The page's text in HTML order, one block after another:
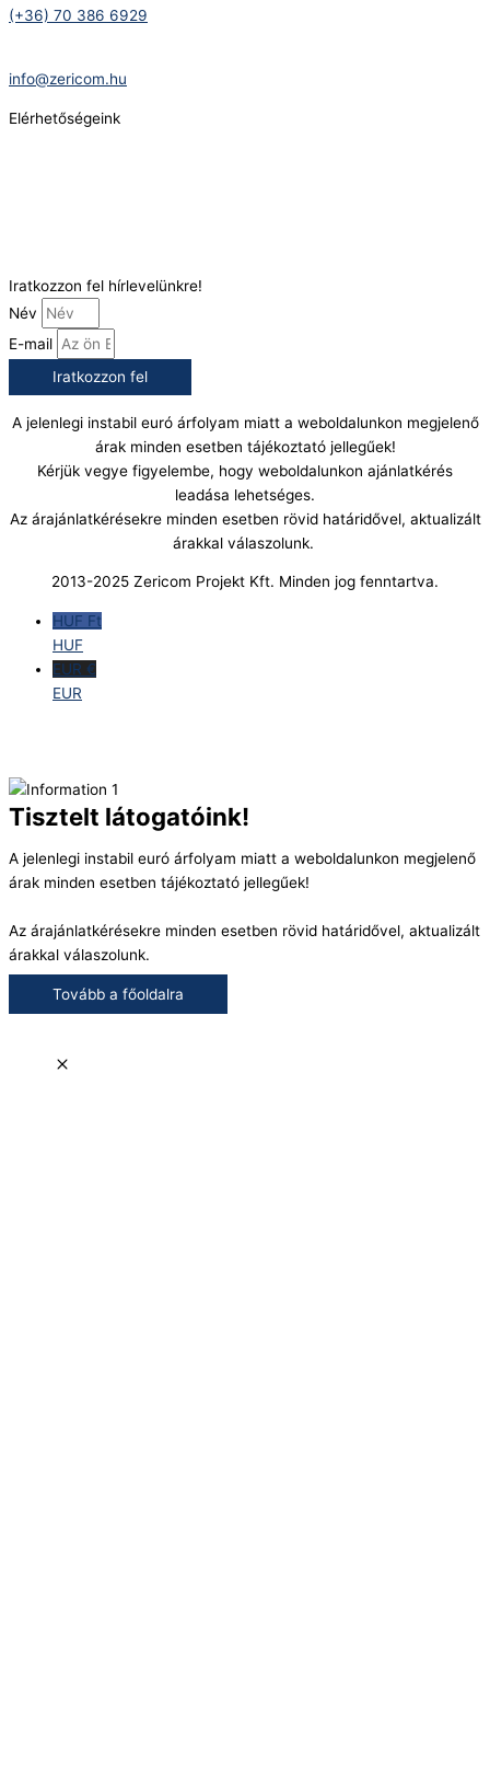
(+36) 70 386 6929
info@zericom.hu
Elérhetőségeink
Iratkozzon fel hírlevelünkre!
Név
E-mail
Iratkozzon fel
A jelenlegi instabil euró árfolyam miatt a weboldalunkon megjelenő
árak minden esetben tájékoztató jellegűek!
Kérjük vegye figyelembe, hogy weboldalunkon ajánlatkérés
leadása lehetséges.
Az árajánlatkérésekre minden esetben rövid határidővel, aktualizált
árakkal válaszolunk.
2013-2025 Zericom Projekt Kft. Minden jog fenntartva.
HUF Ft
HUF
EUR €
EUR
Tisztelt látogatóink!
A jelenlegi instabil euró árfolyam miatt a weboldalunkon megjelenő
árak minden esetben tájékoztató jellegűek!
Az árajánlatkérésekre minden esetben rövid határidővel, aktualizált
árakkal válaszolunk.
Tovább a főoldalra